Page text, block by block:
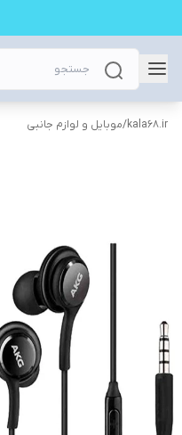
kala68.ir
/موبایل و لوازم جانبی